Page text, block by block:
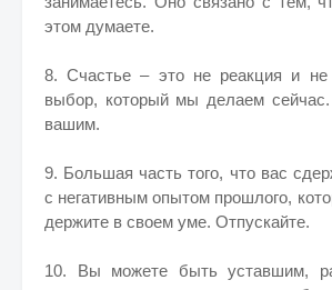
этом думаете.
8. Счастье – это не реакция и не
выбор, который мы делаем
вашим.
9. Большая часть того, что вас
с негативным опытом прошлого,
держите в своем уме. Отпускайте.
10. Вы можете быть уставшим,